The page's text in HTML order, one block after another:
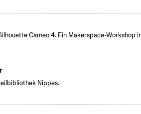
Cameo 4. Ein Makerspace-Workshop
Nippes.